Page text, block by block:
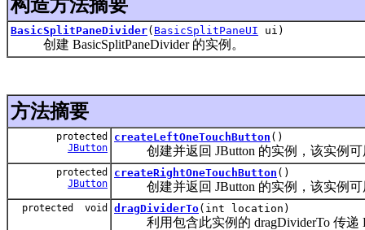
构造方法摘要
BasicSplitPaneDivider( BasicSplitPaneUI ui)
创建 BasicSplitPaneDivider 的实例。
方法摘要
protected
JButton
createLeftOneTouchButton ()
创建并返回 JButton 的实例，该实例可
protected
JButton
createRightOneTouchButton ()
创建并返回 JButton 的实例，该实例可
protected void dragDividerTo(int location)
利用包含此实例的 dragDividerTo 传递